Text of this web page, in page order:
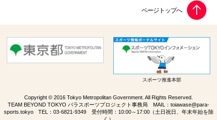
スポーツ推進本部
Copyright © 2016 Tokyo Metropolitan Government. All Rights Reserved.
TEAM BEYOND TOKYO パラスポーツプロジェクト事務局 MAIL： toiawase@para-
sports.tokyoTEL： 03-6821-9349受付時間：10:00～17:00（土日祝日、年末年始を除